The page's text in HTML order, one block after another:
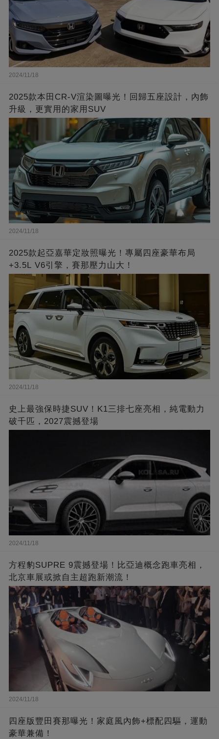
2024/11/18
2025款本田CR-V渲染圖曝光！回歸五座設計，內飾
升級，更實用的家用SUV
2024/11/18
2025款起亞嘉華定妝照曝光！專屬四座豪華布局
+3.5L V6引擎，賽那壓力山大！
2024/11/18
史上最強保時捷SUV！K1三排七座亮相，純電動力
破千匹，2027震撼登場
2024/11/18
方程豹SUPRE 9震撼登場！比亞迪概念跑車亮相，
北京車展或掀自主超跑新潮流！
2024/11/18
四座版豐田賽那曝光！家庭風內飾+標配四驅，運動
豪華兼備！